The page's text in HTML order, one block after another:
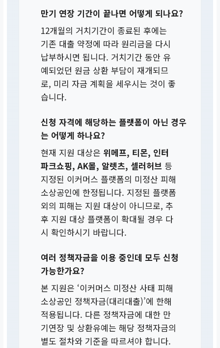
만기 연장 기간이 끝나면 어떻게 되나요?
12개월의 거치기간이 종료된 후에는
기존 대출 약정에 따라 원리금을 다시
납부하시면 됩니다. 거치기간 동안 유
예되었던 원금 상환 부담이 재개되므
로, 미리 자금 계획을 세우시는 것이 좋
습니다.
신청 자격에 해당하는 플랫폼이 아닌 경우
는 어떻게 하나요?
현재 지원 대상은 위메프, 티몬, 인터
파크쇼핑, AK몰, 알렛츠, 셀러허브 등
지정된 이커머스 플랫폼의 미정산 피해
소상공인에 한정됩니다. 지정된 플랫폼
외의 피해는 지원 대상이 아니므로, 추
후 지원 대상 플랫폼이 확대될 경우 다
시 확인하시기 바랍니다.
여러 정책자금을 이용 중인데 모두 신청
가능한가요?
본 지원은 ‘이커머스 미정산 사태 피해
소상공인 정책자금(대리대출)’에 한해
적용됩니다. 다른 정책자금에 대한 만
기연장 및 상환유예는 해당 정책자금의
별도 절차와 기준을 따르셔야 합니다.